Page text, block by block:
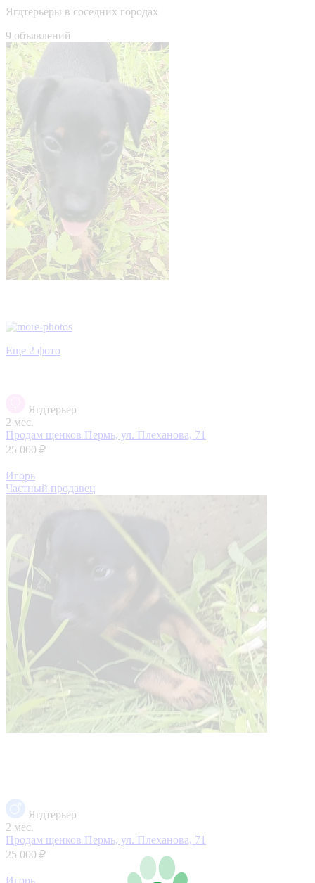
Ягдтерьеры в соседних городах
9 объявлений
Еще 2 фото
Ягдтерьер
2 мес.
Продам щенков Пермь, ул. Плеханова, 71
25 000 ₽
Игорь
Частный продавец
Ягдтерьер
2 мес.
Продам щенков Пермь, ул. Плеханова, 71
25 000 ₽
Игорь